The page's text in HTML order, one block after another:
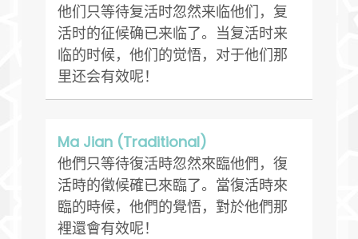
他们只等待复活时忽然来临他们，复
活时的征候确已来临了。当复活时来
临的时候，他们的觉悟，对于他们那
里还会有效呢！
Ma Jian (Traditional)
他們只等待復活時忽然來臨他們，復
活時的徵候確已來臨了。當復活時來
臨的時候，他們的覺悟，對於他們那
裡還會有效呢！